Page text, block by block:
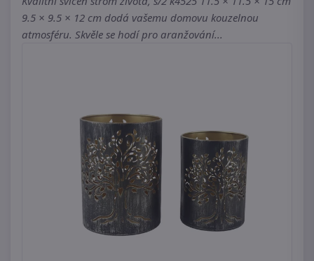
9.5 × 9.5 × 12 cm dodá vašemu domovu kouzelnou
atmosféru. Skvěle se hodí pro aranžování...